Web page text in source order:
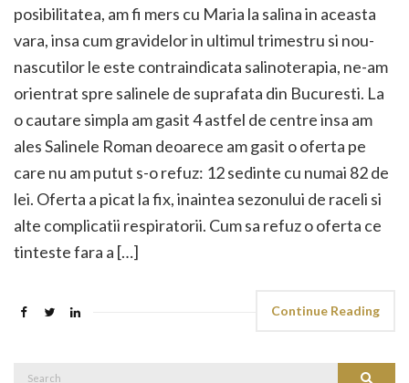
posibilitatea, am fi mers cu Maria la salina in aceasta
vara, insa cum gravidelor in ultimul trimestru si nou-
nascutilor le este contraindicata salinoterapia, ne-am
orientrat spre salinele de suprafata din Bucuresti. La
o cautare simpla am gasit 4 astfel de centre insa am
ales Salinele Roman deoarece am gasit o oferta pe
care nu am putut s-o refuz: 12 sedinte cu numai 82 de
lei. Oferta a picat la fix, inaintea sezonului de raceli si
alte complicatii respiratorii. Cum sa refuz o oferta ce
tinteste fara a […]
Continue Reading
Search